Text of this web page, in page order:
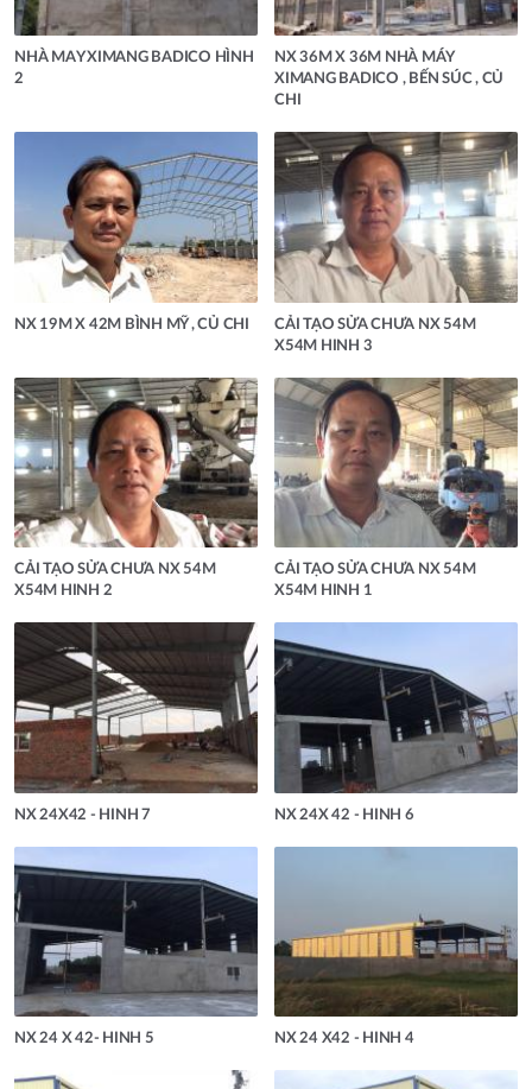
NHÀ MAY XIMANG BADICO HÌNH
2
NX 36M X 36M NHÀ MÁY
XIMANG BADICO , BẾN SÚC , CỦ
CHI
NX 19M X 42M BÌNH MỸ , CỦ CHI
CẢI TẠO SỬA CHƯA NX 54M
X54M HINH 3
CẢI TẠO SỬA CHƯA NX 54M
X54M HINH 2
CẢI TẠO SỬA CHƯA NX 54M
X54M HINH 1
NX 24X42 - HINH 7 NX 24X 42 - HINH 6
NX 24 X 42- HINH 5 NX 24 X42 - HINH 4